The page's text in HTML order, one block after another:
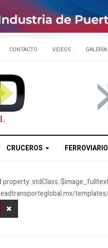
CONTACTO VIDEOS GALERÍA
CRUCEROS FERROVIARIO